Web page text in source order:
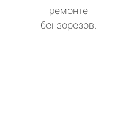
ремонте
бензорезов.